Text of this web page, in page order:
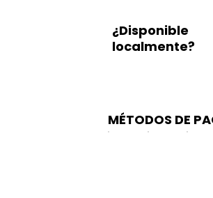
¿Disponible
localmente?
MÉTODOS DE